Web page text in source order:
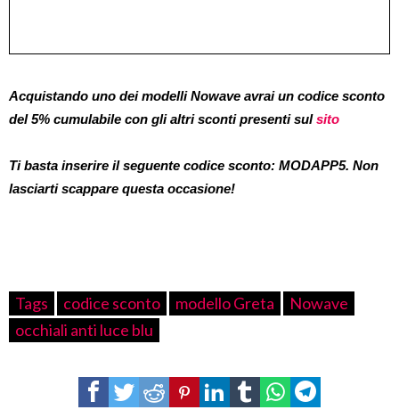
Acquistando uno dei modelli Nowave avrai un codice sconto
del 5% cumulabile con gli altri sconti presenti sulsito
Ti basta inserire il seguente codice sconto: MODAPP5. Non
lasciarti scappare questa occasione!
Tags codice sconto modello Greta
Nowave
occhiali anti luce blu